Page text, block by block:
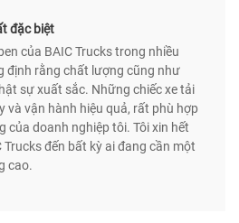
đặc biệt
của BAIC Trucks trong nhiều
định rằng chất lượng cũng như
sự xuất sắc. Những chiếc xe tải
và vận hành hiệu quả, rất phù hợp
của doanh nghiệp tôi. Tôi xin hết
Trucks đến bất kỳ ai đang cần một
cao.